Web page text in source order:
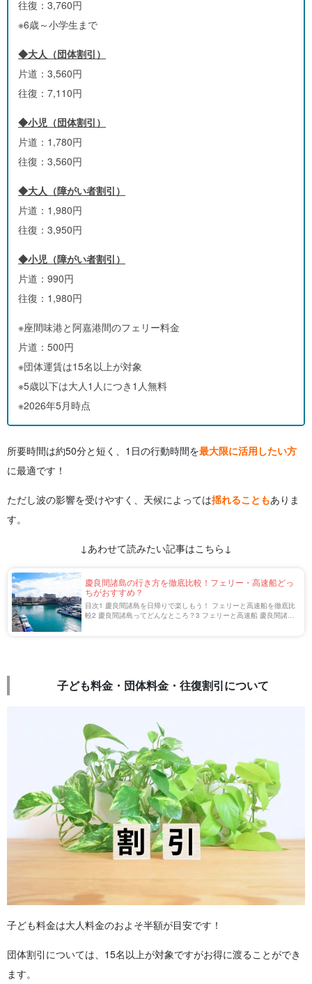
往復：3,760円
※6歳～小学生まで
◆大人（団体割引）
片道：3,560円
往復：7,110円
◆小児（団体割引）
片道：1,780円
往復：3,560円
◆大人（障がい者割引）
片道：1,980円
往復：3,950円
◆小児（障がい者割引）
片道：990円
往復：1,980円
※座間味港と阿嘉港間のフェリー料金
片道：500円
※団体運賃は15名以上が対象
※5歳以下は大人1人につき1人無料
※2026年5月時点
所要時間は約50分と短く、1日の行動時間を最大限に活用したい方
に最適です！
ただし波の影響を受けやすく、天候によっては揺れることもありま
す。
↓あわせて読みたい記事はこちら↓
慶良間諸島の行き方を徹底比較！フェリー・高速船どっ
ちがおすすめ？
目次1 慶良間諸島を日帰りで楽しもう！ フェリーと高速船を徹底比
較2 慶良間諸島ってどんなところ？3 フェリーと高速船 慶良間諸島
子ども料金・団体料金・往復割引について
子ども料金は大人料金のおよそ半額が目安です！
団体割引については、15名以上が対象ですがお得に渡ることができ
ます。